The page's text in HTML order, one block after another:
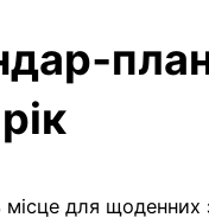
місце для щоденних